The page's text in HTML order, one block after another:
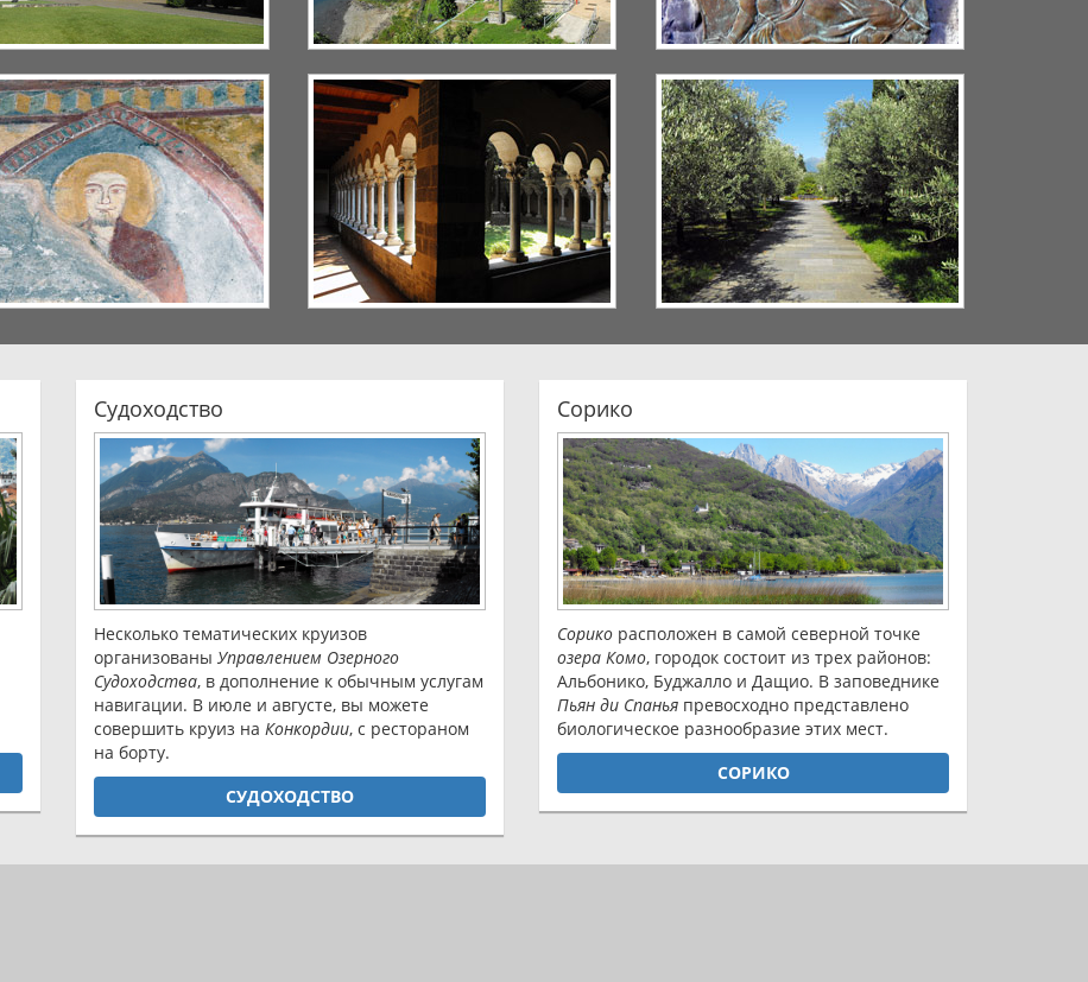
Судоходство
Несколько тематических круизов
организованы Управлением Озерного
Судоходства, в дополнение к обычным услугам
навигации. В июле и августе, вы можете
совершить круиз на Конкордии, с рестораном
на борту.
СУДОХОДСТВО
Сорико
Сорико расположен в самой северной точке
озера Комо, городок состоит из трех районов:
Альбонико, Буджалло и Дащио. В заповеднике
Пьян ди Спанья превосходно представлено
биологическое разнообразие этих мест.
СОРИКО